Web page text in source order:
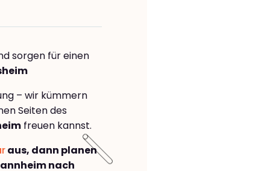
sorgen für einen
– wir kümmern
Seiten des
freuen kannst.
aus, dann planen
nach